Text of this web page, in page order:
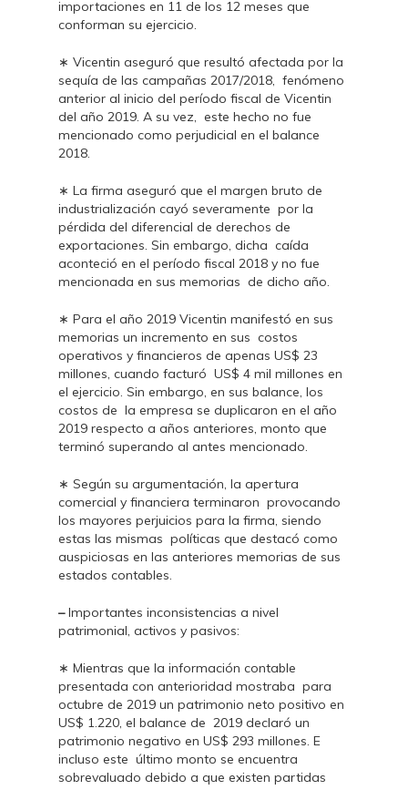
importaciones en 11 de los 12 meses que
conforman su ejercicio.
∗ Vicentin aseguró que resultó afectada por la
sequía de las campañas 2017/2018, fenómeno
anterior al inicio del período fiscal de Vicentin
del año 2019. A su vez, este hecho no fue
mencionado como perjudicial en el balance
2018.
∗ La firma aseguró que el margen bruto de
industrialización cayó severamente por la
pérdida del diferencial de derechos de
exportaciones. Sin embargo, dicha caída
aconteció en el período fiscal 2018 y no fue
mencionada en sus memorias de dicho año.
∗ Para el año 2019 Vicentin manifestó en sus
memorias un incremento en sus costos
operativos y financieros de apenas US$ 23
millones, cuando facturó US$ 4 mil millones en
el ejercicio. Sin embargo, en sus balance, los
costos de la empresa se duplicaron en el año
2019 respecto a años anteriores, monto que
terminó superando al antes mencionado.
∗ Según su argumentación, la apertura
comercial y financiera terminaron provocando
los mayores perjuicios para la firma, siendo
estas las mismas políticas que destacó como
auspiciosas en las anteriores memorias de sus
estados contables.
–Importantes inconsistencias a nivel
patrimonial, activos y pasivos:
∗ Mientras que la información contable
presentada con anterioridad mostraba para
octubre de 2019 un patrimonio neto positivo en
US$ 1.220, el balance de 2019 declaró un
patrimonio negativo en US$ 293 millones. E
incluso este último monto se encuentra
sobrevaluado debido a que existen partidas